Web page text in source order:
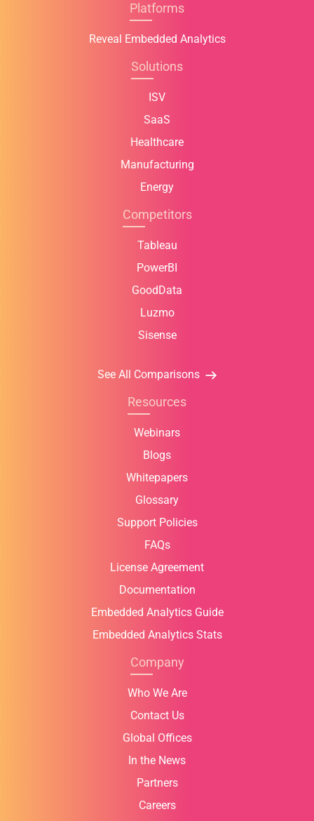
Platforms
Reveal Embedded Analytics
Solutions
ISV
SaaS
Healthcare
Manufacturing
Energy
Competitors
Tableau
PowerBI
GoodData
Luzmo
Sisense
See All Comparisons
Resources
Webinars
Blogs
Whitepapers
Glossary
Support Policies
FAQs
License Agreement
Documentation
Embedded Analytics Guide
Embedded Analytics Stats
Company
Who We Are
Contact Us
Global Offices
In the News
Partners
Careers